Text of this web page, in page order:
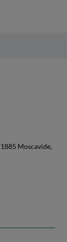
Moscavide,